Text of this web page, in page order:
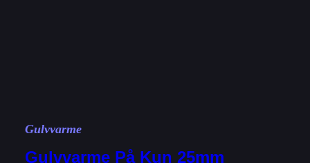
Gulvvarme
Gulvvarme På Kun 25mm